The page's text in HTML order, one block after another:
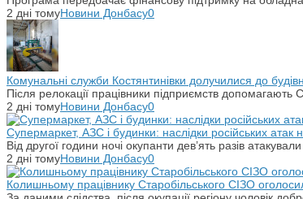
2 дні томуНовини Донбасу0
Комунальні служби Костянтинівки долучилися до
Після релокації працівники підприємств
2 дні томуНовини Донбасу0
Супермаркет, АЗС і будинки: наслідки російських атак
Від другої години ночі окупанти дев’ять разів
2 дні томуНовини Донбасу0
Колишньому працівнику Старобільського СІЗО